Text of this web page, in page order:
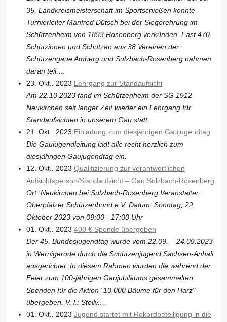
35. Landkreismeisterschaft im Sportschießen konnte
Turnierleiter Manfred Dütsch bei der Siegerehrung im
Schützenheim von 1893 Rosenberg verkünden. Fast 470
Schützinnen und Schützen aus 38 Vereinen der
Schützengaue Amberg und Sulzbach-Rosenberg nahmen
daran teil.…
23. Okt.. 2023 Lehrgang zur Standaufsicht
Am 22.10.2023 fand im Schützenheim der SG 1912
Neukirchen seit langer Zeit wieder ein Lehrgang für
Standaufsichten in unserem Gau statt.
21. Okt.. 2023 Einladung zum diesjährigen Gaujugendtag
Die Gaujugendleitung lädt alle recht herzlich zum
diesjährigen Gaujugendtag ein.
12. Okt.. 2023 Qualifizierung zur verantwortlichen
Aufsichtsperson/Standaufsicht – Gau Sulzbach-Rosenberg
Ort: Neukirchen bei Sulzbach-Rosenberg Veranstalter:
Oberpfälzer Schützenbund e.V. Datum: Sonntag, 22.
Oktober 2023 von 09:00 - 17:00 Uhr
01. Okt.. 2023 400 € Spende übergeben
Der 45. Bundesjugendtag wurde vom 22.09. – 24.09.2023
in Wernigerode durch die Schützenjugend Sachsen-Anhalt
ausgerichtet. In diesem Rahmen wurden die während der
Feier zum 100-jährigen Gaujubiläums gesammelten
Spenden für die Aktion "10.000 Bäume für den Harz"
übergeben. V. l.: Stellv.…
01. Okt.. 2023 Jugend startet mit Rekordbeteiligung in die